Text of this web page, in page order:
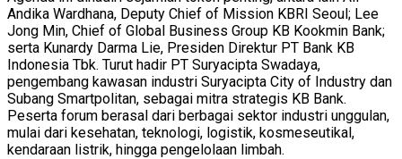
Andika Wardhana, Deputy Chief of Mission KBRI Seoul; Lee
Jong Min, Chief of Global Business Group KB Kookmin Bank;
serta Kunardy Darma Lie, Presiden Direktur PT Bank KB
Indonesia Tbk. Turut hadir PT Suryacipta Swadaya,
pengembang kawasan industri Suryacipta City of Industry dan
Subang Smartpolitan, sebagai mitra strategis KB Bank.
Peserta forum berasal dari berbagai sektor industri unggulan,
mulai dari kesehatan, teknologi, logistik, kosmeseutikal,
kendaraan listrik, hingga pengelolaan limbah.